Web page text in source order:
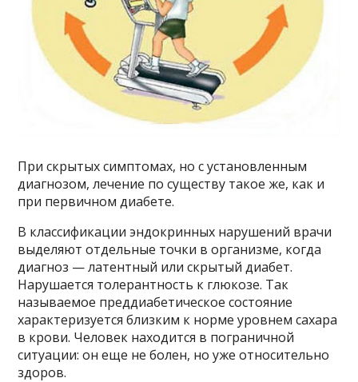
При скрытых симптомах, но с установленным
диагнозом, лечение по существу такое же, как и
при первичном диабете.
В классификации эндокринных нарушений врачи
выделяют отдельные точки в организме, когда
диагноз — латентный или скрытый диабет.
Нарушается толерантность к глюкозе. Так
называемое преддиабетическое состояние
характеризуется близким к норме уровнем сахара
в крови. Человек находится в пограничной
ситуации: он еще не болен, но уже относительно
здоров.